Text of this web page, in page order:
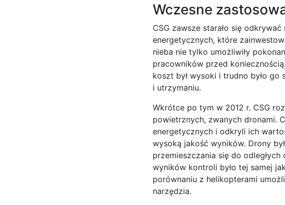
Wczesne
CSG zawsze starało się
energetycznych, które
nieba nie tylko umożliwiły
pracowników przed
koszt był wysoki i trudno było
i utrzymaniu.
Wkrótce po tym w 2012 r. CSG
powietrznych, zwanych dronami.
energetycznych i odkryli ich
wysoką jakość wyników. Drony
przemieszczania się do
wyników kontroli było tej samej
porównaniu z helikopterami
narzędzia.